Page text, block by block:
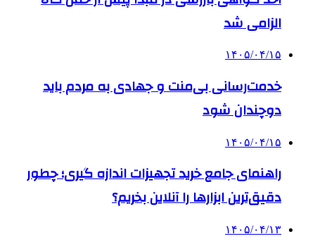
الزامی شد
۱۴۰۵/۰۴/۱۵
خدمت‌رسانی بی‌منت و جهادی به مردم باید
دوچندان شود
۱۴۰۵/۰۴/۱۵
راهنمای جامع خرید تجهیزات اندازه گیری؛ چطور
دقیق‌ترین ابزارها را آنلاین بخریم؟
۱۴۰۵/۰۴/۱۳